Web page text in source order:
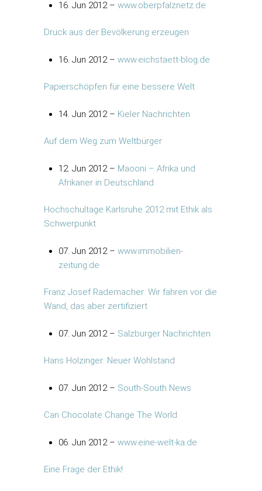
16. Jun 2012 – www.oberpfalznetz.de
Druck aus der Bevölkerung erzeugen
16. Jun 2012 – www.eichstaett-blog.de
Papierschöpfen für eine bessere Welt
14. Jun 2012 – Kieler Nachrichten
Auf dem Weg zum Weltbürger
12. Jun 2012 – Maooni – Afrika und
Afrikaner in Deutschland
Hochschultage Karlsruhe 2012 mit Ethik als
Schwerpunkt
07. Jun 2012 – www.immobilien-
zeitung.de
Franz Josef Rademacher: Wir fahren vor die
Wand, das aber zertifiziert
07. Jun 2012 – Salzburger Nachrichten
Hans Holzinger: Neuer Wohlstand
07. Jun 2012 – South-South News
Can Chocolate Change The World
06. Jun 2012 – www.eine-welt-ka.de
Eine Frage der Ethik!